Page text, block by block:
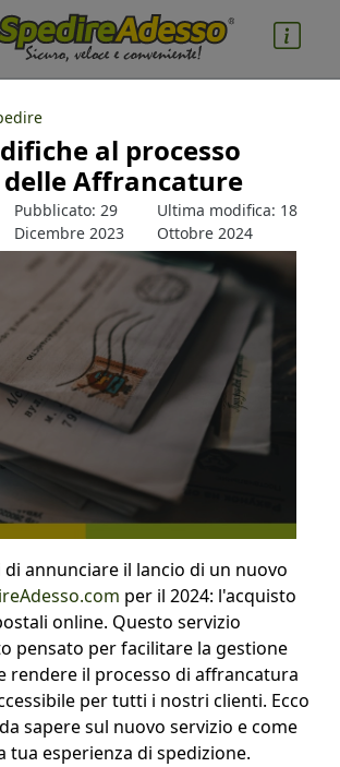
kg
al processo
Affrancature
Pubblicato: 29
Dicembre 2023
Ultima modifica: 18
Ottobre 2024
annunciare il lancio di un nuovo
per il 2024: l'acquisto
online. Questo servizio
pensato per facilitare la gestione
rendere il processo di affrancatura
per tutti i nostri clienti. Ecco
sapere sul nuovo servizio e come
tua esperienza di spedizione.